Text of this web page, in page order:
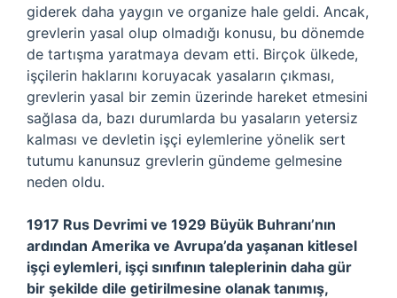
giderek daha yaygın ve organize hale geldi. Ancak,
grevlerin yasal olup olmadığı konusu, bu dönemde
de tartışma yaratmaya devam etti. Birçok ülkede,
işçilerin haklarını koruyacak yasaların çıkması,
grevlerin yasal bir zemin üzerinde hareket etmesini
sağlasa da, bazı durumlarda bu yasaların yetersiz
kalması ve devletin işçi eylemlerine yönelik sert
tutumu kanunsuz grevlerin gündeme gelmesine
neden oldu.
1917 Rus Devrimi ve 1929 Büyük Buhranı’nın
ardından Amerika ve Avrupa’da yaşanan kitlesel
işçi eylemleri, işçi sınıfının taleplerinin daha gür
bir şekilde dile getirilmesine olanak tanımış,